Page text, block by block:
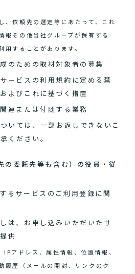
、依頼先の選定等にあたって、これ
報その他当社グループが保有する
用することがあります。
のための取材対象者の募集
ービスの利用規約に定める禁
よびこれに基づく措置
連または付随する業務
いては、一部お返しできないこ
ください。
の委託先等も含む）の役員・従
るサービスのご利用登録に関
は、お申し込みいただいたサ
供
アドレス、属性情報、位置情報、
履歴（メールの開封、リンクのク